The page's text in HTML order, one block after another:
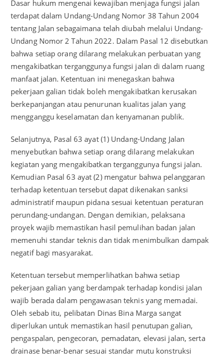
Dasar hukum mengenai kewajiban menjaga fungsi jalan
terdapat dalam Undang-Undang Nomor 38 Tahun 2004
tentang Jalan sebagaimana telah diubah melalui Undang-
Undang Nomor 2 Tahun 2022. Dalam Pasal 12 disebutkan
bahwa setiap orang dilarang melakukan perbuatan yang
mengakibatkan terganggunya fungsi jalan di dalam ruang
manfaat jalan. Ketentuan ini menegaskan bahwa
pekerjaan galian tidak boleh mengakibatkan kerusakan
berkepanjangan atau penurunan kualitas jalan yang
mengganggu keselamatan dan kenyamanan publik.
Selanjutnya, Pasal 63 ayat (1) Undang-Undang Jalan
menyebutkan bahwa setiap orang dilarang melakukan
kegiatan yang mengakibatkan terganggunya fungsi jalan.
Kemudian Pasal 63 ayat (2) mengatur bahwa pelanggaran
terhadap ketentuan tersebut dapat dikenakan sanksi
administratif maupun pidana sesuai ketentuan peraturan
perundang-undangan. Dengan demikian, pelaksana
proyek wajib memastikan hasil pemulihan badan jalan
memenuhi standar teknis dan tidak menimbulkan dampak
negatif bagi masyarakat.
Ketentuan tersebut memperlihatkan bahwa setiap
pekerjaan galian yang berdampak terhadap kondisi jalan
wajib berada dalam pengawasan teknis yang memadai.
Oleh sebab itu, pelibatan Dinas Bina Marga sangat
diperlukan untuk memastikan hasil penutupan galian,
pengaspalan, pengecoran, pemadatan, elevasi jalan, serta
drainase benar-benar sesuai standar mutu konstruksi